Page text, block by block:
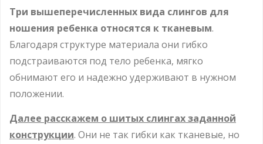
Три вышеперечисленных вида слингов для
ношения ребенка относятся к тканевым.
Благодаря структуре материала они гибко
подстраиваются под тело ребенка, мягко
обнимают его и надежно удерживают в нужном
положении.
Далее расскажем о шитых слингах заданной
конструкции. Они не так гибки как тканевые, но